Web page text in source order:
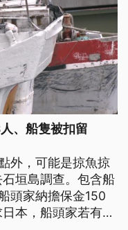
、船隻被扣留
外，可能是掠魚掠
垣島調查。包含船
頭家納擔保金150
本，船頭家若有納